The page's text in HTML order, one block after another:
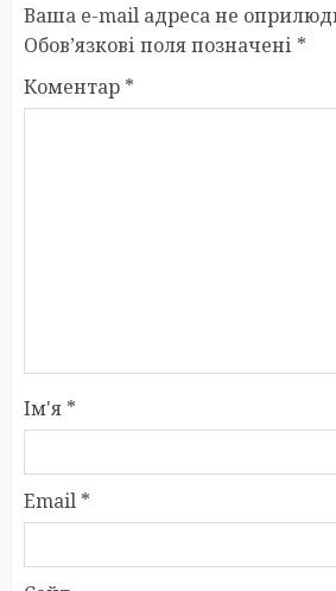
Ваша e-mail адреса не
Обов’язкові поля позначені *
Коментар *
Ім'я *
Email *